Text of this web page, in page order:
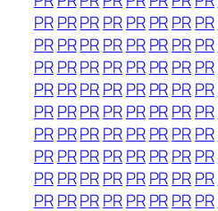
PRPRPRPRPR PRPRPR
PRPRPRPRPR PRPRPR
PRPRPRPRPR PRPRPR
PRPRPRPRPR PRPRPR
PRPRPRPRPR PRPRPR
PRPRPRPRPR PRPRPR
PRPRPRPRPR PRPRPR
PRPRPRPRPR PRPRPR
PRPRPRPRPR PRPRPR